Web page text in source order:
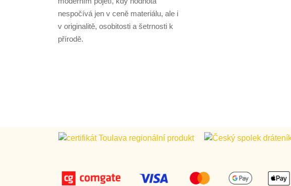
nespočívá jen v ceně materiálu, ale i
v originalitě, osobitosti a šetrnosti k
přírodě.